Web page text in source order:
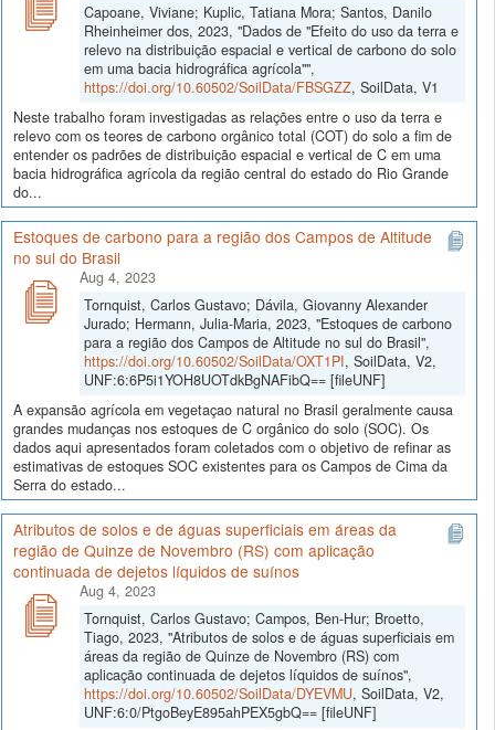
Capoane, Viviane; Kuplic, Tatiana Mora; Santos, Danilo
Rheinheimer dos, 2023, "Dados de "Efeito do uso da terra e
relevo na distribuição espacial e vertical de carbono do solo
em uma bacia hidrográfica agrícola"",
https://doi.org/10.60502/SoilData/FBSGZZ, SoilData, V1
Neste trabalho foram investigadas as relações entre o uso da terra e
relevo com os teores de carbono orgânico total (COT) do solo a fim de
entender os padrões de distribuição espacial e vertical de C em uma
bacia hidrográfica agrícola da região central do estado do Rio Grande
do...
Estoques de carbono para a região dos Campos de Altitude
no sul do Brasil
Aug 4, 2023
Tornquist, Carlos Gustavo; Dávila, Giovanny Alexander
Jurado; Hermann, Julia-Maria, 2023, "Estoques de carbono
para a região dos Campos de Altitude no sul do Brasil",
https://doi.org/10.60502/SoilData/OXT1PI, SoilData, V2,
UNF:6:6P5i1YOH8UOTdkBgNAFibQ== [fileUNF]
A expansão agrícola em vegetaçao natural no Brasil geralmente causa
grandes mudanças nos estoques de C orgânico do solo (SOC). Os
dados aqui apresentados foram coletados com o objetivo de refinar as
estimativas de estoques SOC existentes para os Campos de Cima da
Serra do estado...
Atributos de solos e de águas superficiais em áreas da
região de Quinze de Novembro (RS) com aplicação
continuada de dejetos líquidos de suínos
Aug 4, 2023
Tornquist, Carlos Gustavo; Campos, Ben-Hur; Broetto,
Tiago, 2023, "Atributos de solos e de águas superficiais em
áreas da região de Quinze de Novembro (RS) com
aplicação continuada de dejetos líquidos de suínos",
https://doi.org/10.60502/SoilData/DYEVMU, SoilData, V2,
UNF:6:0/PtgoBeyE895ahPEX5gbQ== [fileUNF]